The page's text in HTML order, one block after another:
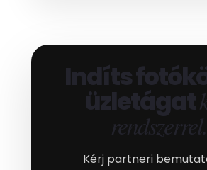
Indíts
üzletágat
rendszerrel.
Kérj partneri